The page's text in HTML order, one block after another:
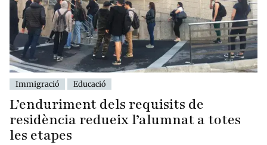
Immigració Educació
L’enduriment dels requisits de
residència redueix l’alumnat a totes
les etapes